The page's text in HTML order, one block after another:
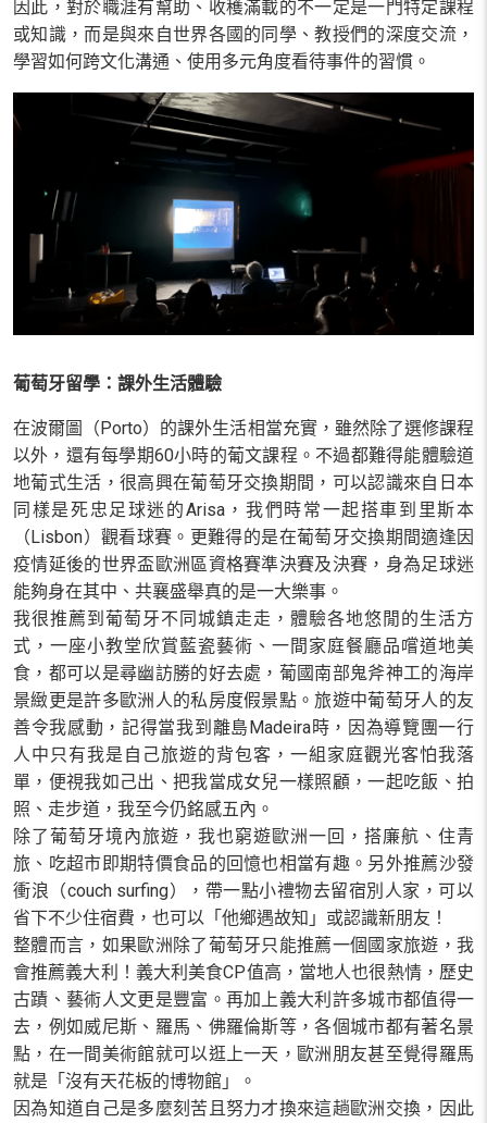
因此，對於職涯有幫助、收穫滿載的不一定是一門特定課程
或知識，而是與來自世界各國的同學、教授們的深度交流，
學習如何跨文化溝通、使用多元角度看待事件的習慣。
葡萄牙留學：課外生活體驗
在波爾圖（Porto）的課外生活相當充實，雖然除了選修課程
以外，還有每學期60小時的葡文課程。不過都難得能體驗道
地葡式生活，很高興在葡萄牙交換期間，可以認識來自日本
同樣是死忠足球迷的Arisa，我們時常一起搭車到里斯本
（Lisbon）觀看球賽。更難得的是在葡萄牙交換期間適逢因
疫情延後的世界盃歐洲區資格賽準決賽及決賽，身為足球迷
能夠身在其中、共襄盛舉真的是一大樂事。
我很推薦到葡萄牙不同城鎮走走，體驗各地悠閒的生活方
式，一座小教堂欣賞藍瓷藝術、一間家庭餐廳品嚐道地美
食，都可以是尋幽訪勝的好去處，葡國南部鬼斧神工的海岸
景緻更是許多歐洲人的私房度假景點。旅遊中葡萄牙人的友
善令我感動，記得當我到離島Madeira時，因為導覽團一行
人中只有我是自己旅遊的背包客，一組家庭觀光客怕我落
單，便視我如己出、把我當成女兒一樣照顧，一起吃飯、拍
照、走步道，我至今仍銘感五內。
除了葡萄牙境內旅遊，我也窮遊歐洲一回，搭廉航、住青
旅、吃超市即期特價食品的回憶也相當有趣。另外推薦沙發
衝浪（couch surfing），帶一點小禮物去留宿別人家，可以
省下不少住宿費，也可以「他鄉遇故知」或認識新朋友！
整體而言，如果歐洲除了葡萄牙只能推薦一個國家旅遊，我
會推薦義大利！義大利美食CP值高，當地人也很熱情，歷史
古蹟、藝術人文更是豐富。再加上義大利許多城市都值得一
去，例如威尼斯、羅馬、佛羅倫斯等，各個城市都有著名景
點，在一間美術館就可以逛上一天，歐洲朋友甚至覺得羅馬
就是「沒有天花板的博物館」。
因為知道自己是多麼刻苦且努力才換來這趟歐洲交換，因此